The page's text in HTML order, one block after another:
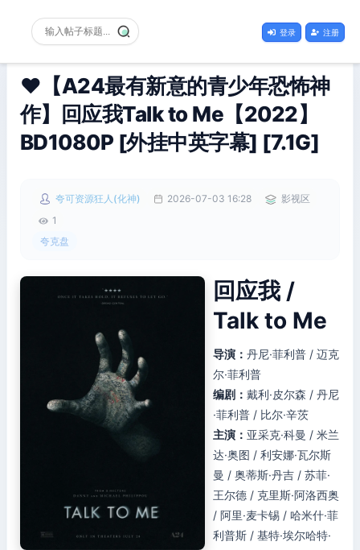
登录 注册
❤️【A24最有新意的青少年恐怖神
作】回应我Talk to Me【2022】
BD1080P [外挂中英字幕] [7.1G]
夸可资源狂人(化神) 2026-07-03 16:28
影视区
1
夸克盘
回应我 /
Talk to Me
导演： 丹尼·菲利普 / 迈克
尔·菲利普
编剧： 戴利·皮尔森 / 丹尼
·菲利普 / 比尔·辛茨
主演： 亚采克·科曼 / 米兰
达·奥图 / 利安娜·瓦尔斯
曼 / 奥蒂斯·丹吉 / 苏菲·
王尔德 / 克里斯·阿洛西奥
/ 阿里·麦卡锡 / 哈米什·菲
利普斯 / 基特·埃尔哈特·